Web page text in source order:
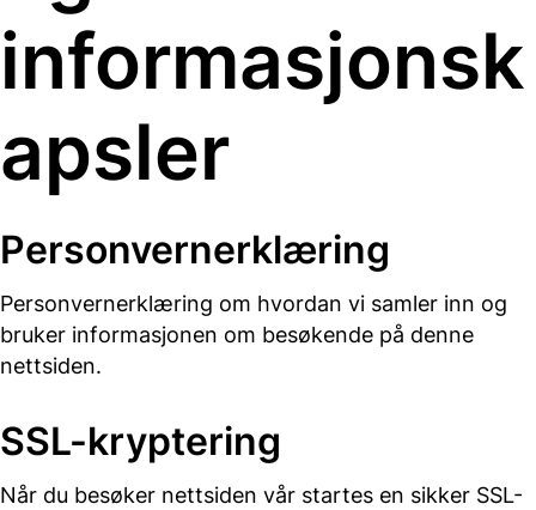
informasjonsk
apsler
Personvernerklæring
Personvernerklæring om hvordan vi samler inn og
bruker informasjonen om besøkende på denne
nettsiden.
SSL-kryptering
Når du besøker nettsiden vår startes en sikker SSL-